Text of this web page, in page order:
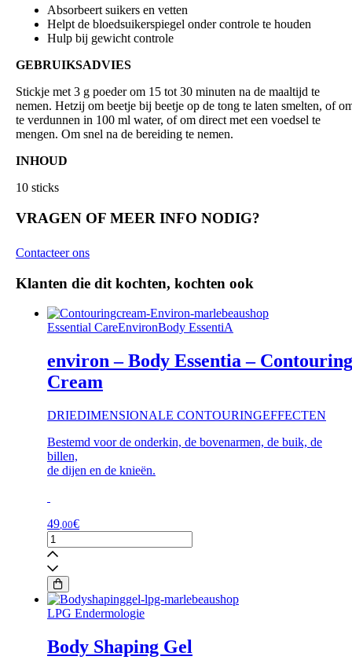
Absorbeert suikers en vetten
Helpt de bloedsuikerspiegel onder controle te houden
Hulp bij gewicht controle
GEBRUIKSADVIES
Stickje met 3 g poeder om 15 tot 30 minuten na de maaltijd te
nemen. Hetzij om beetje bij beetje op de tong te laten smelten, of
te verdunnen in 100 ml water, of om direct met een voedsel te
mengen. Om snel na de bereiding te nemen.
INHOUD
10 sticks
VRAGEN OF MEER INFO NODIG?
Contacteer ons
Klanten die dit kochten, kochten ook
Essential CareEnvironBody EssentiA
environ – Body Essentia – Contouring
Cream
DRIEDIMENSIONALE CONTOURINGEFFECTEN
Bestemd voor de onderkin, de bovenarmen, de buik, de
billen,
de dijen en de knieën.
49,00€
environ
-
Body
Essentia
-
Contouring
Cream
LPG Endermologie
Body Shaping Gel